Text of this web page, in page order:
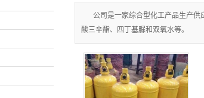
公司是一家综合型化工产品生产
酸三辛酯、四丁基脲和双氧水等。